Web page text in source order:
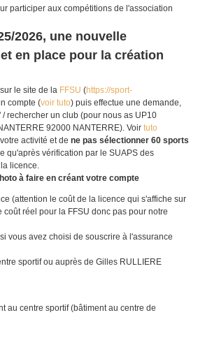
participer aux compétitions de l'association
2026, une nouvelle
en place pour la création
le site de la FFSU (https://sport-
compte (voir tuto) puis effectue une demande,
rechercher un club (pour nous as UP10
92000 NANTERRE). Voir tuto
activité et de ne pas sélectionner 60 sports
qu'après vérification par le SUAPS des
licence.
à faire en créant votre compte
(attention le coût de la licence qui s'affiche sur
coût réel pour la FFSU donc pas pour notre
vous avez choisi de souscrire à l'assurance
sportif ou auprès de Gilles RULLIERE
au centre sportif (bâtiment au centre de